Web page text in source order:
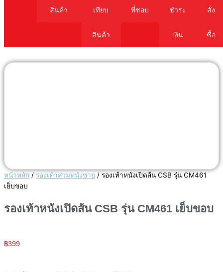
สินค้า เทียบ
สินค้า
ที่ชอบ ชำระ
เงิน
สั่ง
ซื้อ
หน้าหลัก / รองเท้าสวมหนังชาย / รองเท้าหนังเปิดส้น CSB รุ่น CM461
เย็บขอบ
รองเท้าหนังเปิดส้น CSB รุ่น CM461 เย็บขอบ
฿399